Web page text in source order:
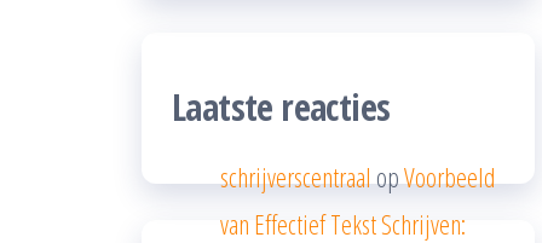
Laatste reacties
schrijverscentraalopVoorbeeld
van Effectief Tekst Schrijven: